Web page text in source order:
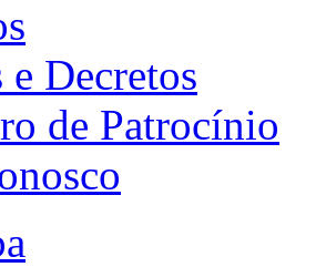
Decretos
de Patrocínio